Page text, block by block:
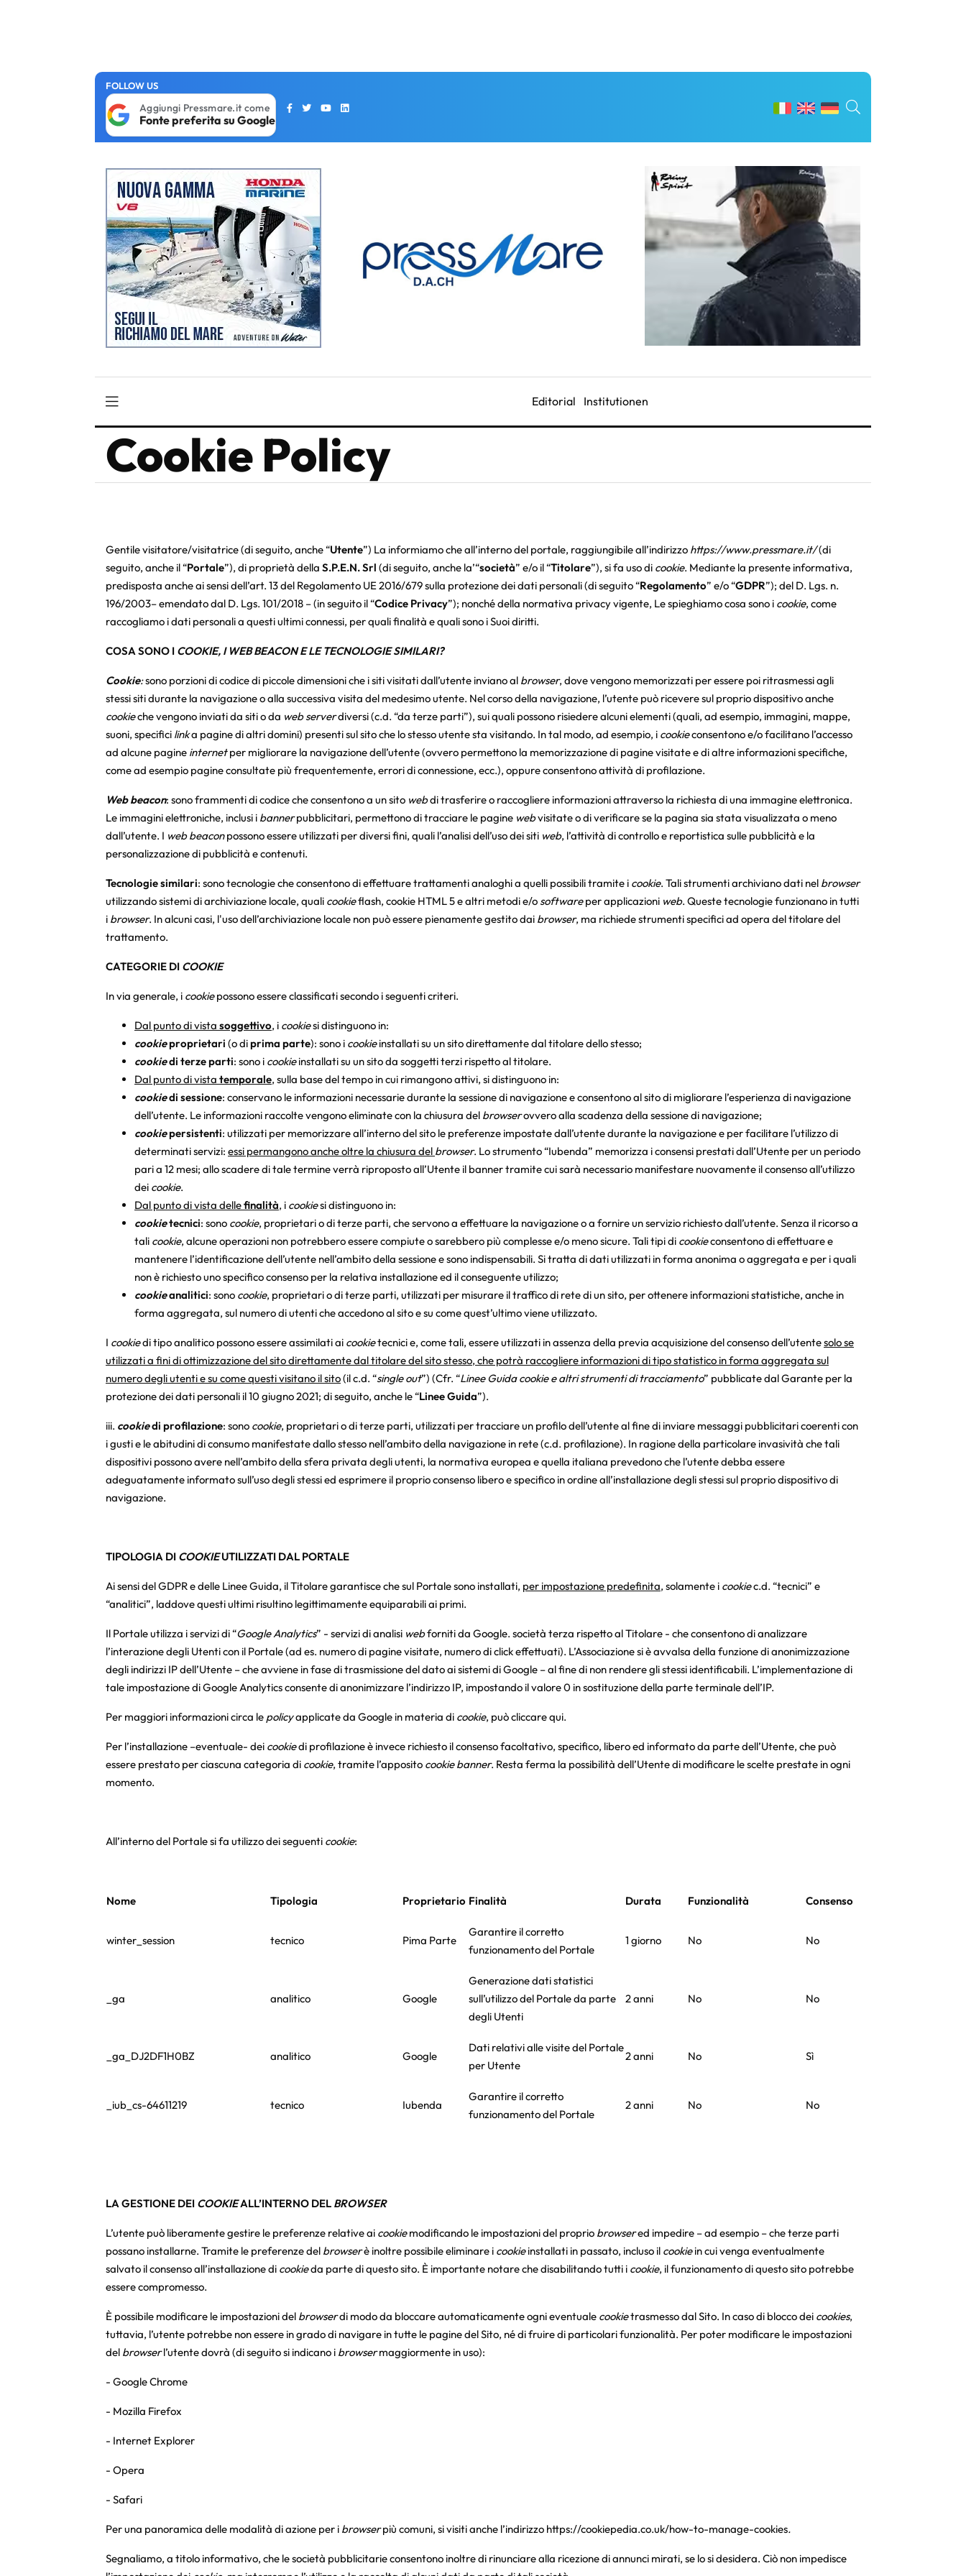
FOLLOW US
Aggiungi Pressmare.it come
Fonte preferita su Google
Editorial Institutionen
Cookie Policy
Gentile visitatore/visitatrice (di seguito, anche “Utente”) La informiamo che all’interno del portale, raggiungibile all’indirizzo https://www.pressmare.it/(di
seguito, anche il “Portale”), di proprietà della S.P.E.N. Srl (di seguito, anche la’“società” e/o il “Titolare”), si fa uso di cookie. Mediante la presente informativa,
predisposta anche ai sensi dell’art. 13 del Regolamento UE 2016/679 sulla protezione dei dati personali (di seguito “Regolamento” e/o “GDPR”); del D. Lgs. n.
196/2003– emendato dal D. Lgs. 101/2018 – (in seguito il “Codice Privacy”); nonché della normativa privacy vigente, Le spieghiamo cosa sono i cookie, come
raccogliamo i dati personali a questi ultimi connessi, per quali finalità e quali sono i Suoi diritti.
COSA SONO I COOKIE, I WEB BEACON E LE TECNOLOGIE SIMILARI?
Cookie:sono porzioni di codice di piccole dimensioni che i siti visitati dall’utente inviano al browser, dove vengono memorizzati per essere poi ritrasmessi agli
stessi siti durante la navigazione o alla successiva visita del medesimo utente. Nel corso della navigazione, l’utente può ricevere sul proprio dispositivo anche
cookieche vengono inviati da siti o da web serverdiversi (c.d. “da terze parti”), sui quali possono risiedere alcuni elementi (quali, ad esempio, immagini, mappe,
suoni, specifici linka pagine di altri domini) presenti sul sito che lo stesso utente sta visitando. In tal modo, ad esempio, i cookieconsentono e/o facilitano l’accesso
ad alcune pagine internetper migliorare la navigazione dell’utente (ovvero permettono la memorizzazione di pagine visitate e di altre informazioni specifiche,
come ad esempio pagine consultate più frequentemente, errori di connessione, ecc.), oppure consentono attività di profilazione.
Web beacon: sono frammenti di codice che consentono a un sito webdi trasferire o raccogliere informazioni attraverso la richiesta di una immagine elettronica.
Le immagini elettroniche, inclusi i bannerpubblicitari, permettono di tracciare le pagine webvisitate o di verificare se la pagina sia stata visualizzata o meno
dall’utente. I web beaconpossono essere utilizzati per diversi fini, quali l’analisi dell’uso dei siti web, l’attività di controllo e reportistica sulle pubblicità e la
personalizzazione di pubblicità e contenuti.
Tecnologie similari: sono tecnologie che consentono di effettuare trattamenti analoghi a quelli possibili tramite i cookie. Tali strumenti archiviano dati nel browser
utilizzando sistemi di archiviazione locale, quali cookieflash, cookie HTML 5 e altri metodi e/o softwareper applicazioni web. Queste tecnologie funzionano in tutti
i browser. In alcuni casi, l'uso dell’archiviazione locale non può essere pienamente gestito dai browser, ma richiede strumenti specifici ad opera del titolare del
trattamento.
CATEGORIE DI COOKIE
In via generale, i cookiepossono essere classificati secondo i seguenti criteri.
Dal punto di vista soggettivo, i cookiesi distinguono in:
cookieproprietari (o diprima parte): sono i cookieinstallati su un sito direttamente dal titolare dello stesso;
cookiedi terze parti: sono i cookieinstallati su un sito da soggetti terzi rispetto al titolare.
Dal punto di vista temporale, sulla base del tempo in cui rimangono attivi, si distinguono in:
cookiedi sessione: conservano le informazioni necessarie durante la sessione di navigazione e consentono al sito di migliorare l’esperienza di navigazione
dell’utente. Le informazioni raccolte vengono eliminate con la chiusura del browserovvero alla scadenza della sessione di navigazione;
cookiepersistenti: utilizzati per memorizzare all’interno del sito le preferenze impostate dall’utente durante la navigazione e per facilitare l’utilizzo di
determinati servizi: essi permangono anche oltre la chiusura del browser. Lo strumento “Iubenda” memorizza i consensi prestati dall’Utente per un periodo
pari a 12 mesi; allo scadere di tale termine verrà riproposto all’Utente il banner tramite cui sarà necessario manifestare nuovamente il consenso all’utilizzo
dei cookie.
Dal punto di vista dellefinalità, i cookiesi distinguono in:
cookietecnici: sono cookie, proprietari o di terze parti, che servono a effettuare la navigazione o a fornire un servizio richiesto dall’utente. Senza il ricorso a
tali cookie, alcune operazioni non potrebbero essere compiute o sarebbero più complesse e/o meno sicure. Tali tipi di cookieconsentono di effettuare e
mantenere l’identificazione dell’utente nell’ambito della sessione e sono indispensabili. Si tratta di dati utilizzati in forma anonima o aggregata e per i quali
non è richiesto uno specifico consenso per la relativa installazione ed il conseguente utilizzo;
cookieanalitici: sono cookie, proprietari o di terze parti, utilizzati per misurare il traffico di rete di un sito, per ottenere informazioni statistiche, anche in
forma aggregata, sul numero di utenti che accedono al sito e su come quest’ultimo viene utilizzato.
I cookiedi tipo analitico possono essere assimilati ai cookietecnici e, come tali, essere utilizzati in assenza della previa acquisizione del consenso dell’utentesolo se
utilizzati a fini di ottimizzazione del sito direttamente dal titolare del sito stesso, che potrà raccogliere informazioni di tipo statistico in forma aggregata sul
numero degli utenti e su come questi visitano il sito(il c.d. “single out”) (Cfr. “Linee Guida cookie e altri strumenti di tracciamento” pubblicate dal Garante per la
protezione dei dati personali il 10 giugno 2021; di seguito, anche le “Linee Guida”).
iii. cookiedi profilazione: sono cookie, proprietari o di terze parti, utilizzati per tracciare un profilo dell’utente al fine di inviare messaggi pubblicitari coerenti con
i gusti e le abitudini di consumo manifestate dallo stesso nell’ambito della navigazione in rete (c.d. profilazione). In ragione della particolare invasività che tali
dispositivi possono avere nell’ambito della sfera privata degli utenti, la normativa europea e quella italiana prevedono che l’utente debba essere
adeguatamente informato sull’uso degli stessi ed esprimere il proprio consenso libero e specifico in ordine all’installazione degli stessi sul proprio dispositivo di
navigazione.
TIPOLOGIA DI COOKIEUTILIZZATI DAL PORTALE
Ai sensi del GDPR e delle Linee Guida, il Titolare garantisce che sul Portale sono installati, per impostazione predefinita, solamente i cookiec.d. “tecnici” e
“analitici”, laddove questi ultimi risultino legittimamente equiparabili ai primi.
Il Portale utilizza i servizi di “Google Analytics” - servizi di analisi webforniti da Google. società terza rispetto al Titolare - che consentono di analizzare
l’interazione degli Utenti con il Portale (ad es. numero di pagine visitate, numero di click effettuati). L’Associazione si è avvalsa della funzione di anonimizzazione
degli indirizzi IP dell’Utente – che avviene in fase di trasmissione del dato ai sistemi di Google – al fine di non rendere gli stessi identificabili. L’implementazione di
tale impostazione di Google Analytics consente di anonimizzare l’indirizzo IP, impostando il valore 0 in sostituzione della parte terminale dell’IP.
Per maggiori informazioni circa le policyapplicate da Google in materia di cookie, può cliccarequi.
Per l’installazione –eventuale- dei cookiedi profilazione è invece richiesto il consenso facoltativo, specifico, libero ed informato da parte dell’Utente, che può
essere prestato per ciascuna categoria di cookie, tramite l’apposito cookie banner. Resta ferma la possibilità dell’Utente di modificare le scelte prestate in ogni
momento.
All’interno del Portale si fa utilizzo dei seguenti cookie:
Nome Tipologia Proprietario Finalità Durata Funzionalità Consenso
winter_session tecnico Pima Parte
Garantire il corretto
funzionamento del Portale
1 giorno No No
_ga analitico Google
Generazione dati statistici
sull’utilizzo del Portale da parte
degli Utenti
2 anni No No
_ga_DJ2DF1H0BZ analitico Google
Dati relativi alle visite del Portale
per Utente
2 anni No Sì
_iub_cs-64611219 tecnico Iubenda
Garantire il corretto
funzionamento del Portale
2 anni No No
LA GESTIONE DEI COOKIEALL’INTERNO DEL BROWSER
L’utente può liberamente gestire le preferenze relative ai cookiemodificando le impostazioni del proprio browsered impedire – ad esempio – che terze parti
possano installarne. Tramite le preferenze del browserè inoltre possibile eliminare i cookieinstallati in passato, incluso il cookiein cui venga eventualmente
salvato il consenso all’installazione di cookieda parte di questo sito. È importante notare che disabilitando tutti i cookie, il funzionamento di questo sito potrebbe
essere compromesso.
È possibile modificare le impostazioni del browserdi modo da bloccare automaticamente ogni eventuale cookietrasmesso dal Sito. In caso di blocco dei cookies,
tuttavia, l’utente potrebbe non essere in grado di navigare in tutte le pagine del Sito, né di fruire di particolari funzionalità. Per poter modificare le impostazioni
del browserl’utente dovrà (di seguito si indicano i browsermaggiormente in uso):
- Google Chrome
- Mozilla Firefox
- Internet Explorer
- Opera
- Safari
Per una panoramica delle modalità di azione per i browserpiù comuni, si visiti anche l’indirizzo https://cookiepedia.co.uk/how-to-manage-cookies.
Segnaliamo, a titolo informativo, che le società pubblicitarie consentono inoltre di rinunciare alla ricezione di annunci mirati, se lo si desidera. Ciò non impedisce